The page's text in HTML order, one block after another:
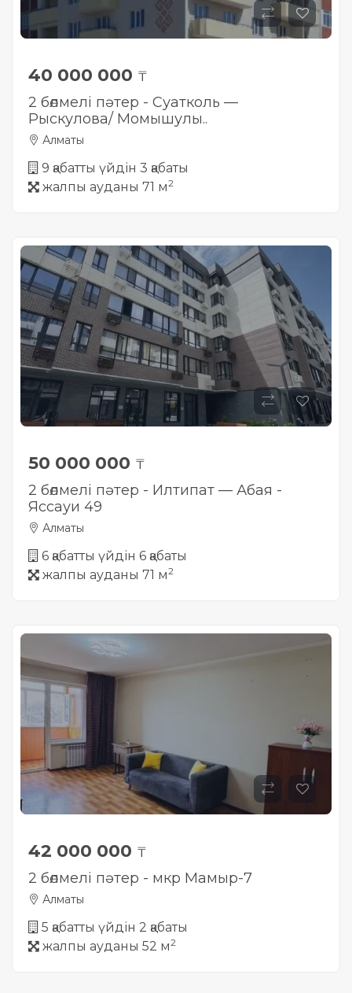
40 000 000 ₸
2 бөлмелі пәтер - Суатколь —
Рыскулова/ Момышулы..
Алматы
9 қабатты үйдін 3 қабаты
жалпы ауданы 71 м2
50 000 000 ₸
2 бөлмелі пәтер - Илтипат — Абая -
Яссауи 49
Алматы
6 қабатты үйдін 6 қабаты
жалпы ауданы 71 м2
42 000 000 ₸
2 бөлмелі пәтер - мкр Мамыр-7
Алматы
5 қабатты үйдін 2 қабаты
жалпы ауданы 52 м2